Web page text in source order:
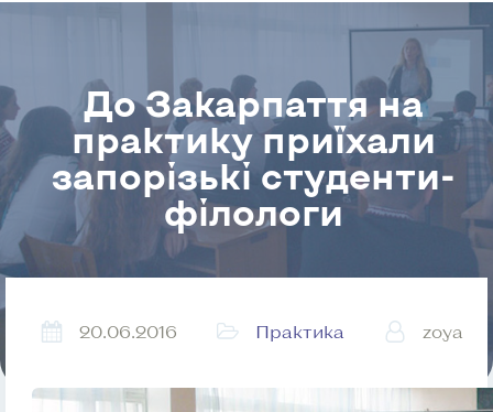
До Закарпаття на
практику приїхали
запорізькі студенти-
філологи
20.06.2016 Практика zoya